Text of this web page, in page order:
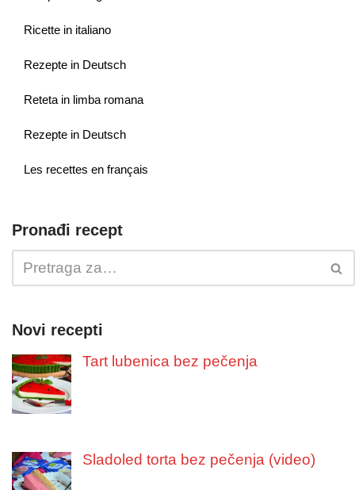
Ricette in italiano
Rezepte in Deutsch
Reteta in limba romana
Rezepte in Deutsch
Les recettes en français
Pronađi recept
Novi recepti
Tart lubenica bez pečenja
Sladoled torta bez pečenja (video)